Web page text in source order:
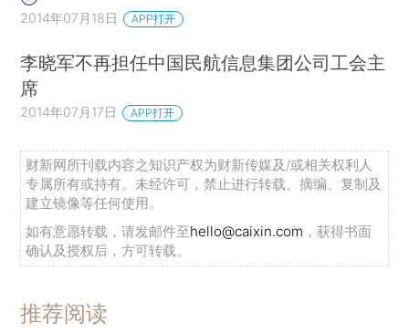
2014年07月18日 APP打开
李晓军不再担任中国民航信息集团公司工会主
席
2014年07月17日 APP打开
财新网所刊载内容之知识产权为财新传媒及/或相关权利人
专属所有或持有。未经许可，禁止进行转载、摘编、复制及
建立镜像等任何使用。
如有意愿转载，请发邮件至hello@caixin.com ，获得书面
确认及授权后，方可转载。
推荐阅读